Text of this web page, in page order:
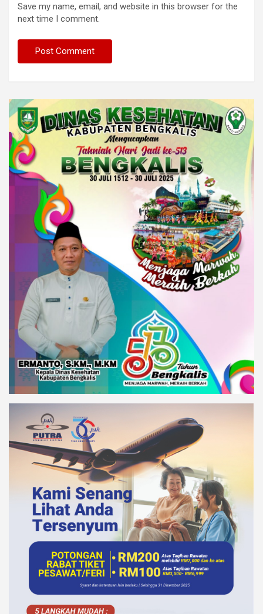
Save my name, email, and website in this browser for the
next time I comment.